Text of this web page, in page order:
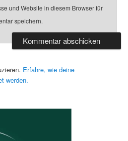
und Website in diesem Browser für
speichern.
Erfahre, wie deine
werden.